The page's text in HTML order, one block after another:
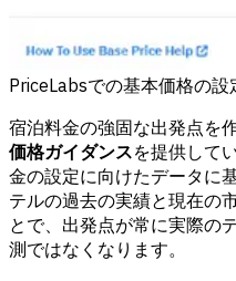
PriceLabsでの基本価格の設
宿泊料金の強固な出発点を
価格ガイダンスを提供して
金の設定に向けたデータに
テルの過去の実績と現在の
とで、出発点が常に実際の
測ではなくなります。